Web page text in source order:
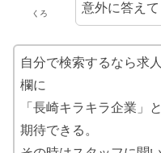
くろ
意外に答えて
自分で検索するなら求
欄に
「長崎キラキラ企業」
期待できる。